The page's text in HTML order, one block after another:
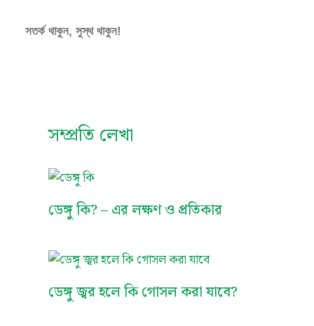
সতর্ক থাকুন, সুস্থ থাকুন!
সম্প্রতি লেখা
ডেঙ্গু কি? – এর লক্ষণ ও প্রতিকার
ডেঙ্গু জ্বর হলে কি গোসল করা যাবে?